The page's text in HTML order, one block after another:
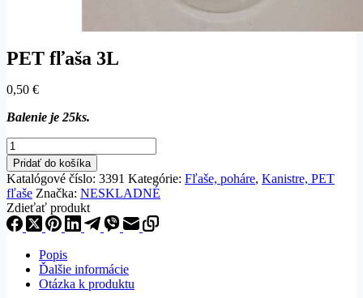
PET fľaša 3L
0,50 €
Balenie je 25ks.
množstvo
PET
fľaša
3L
Pridať do košíka
Katalógové číslo: 3391 Kategórie: Fľaše, poháre, Kanistre, PET
fľaše Značka: NESKLADNÉ
Zdieťať produkt
Popis
Ďalšie informácie
Otázka k produktu